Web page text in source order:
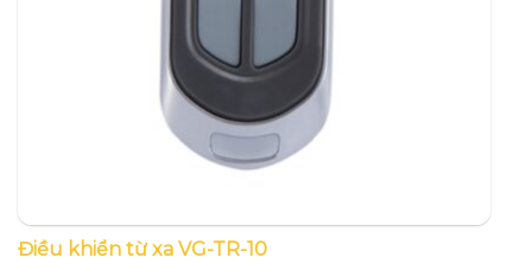
Điều khiển từ xa VG-TR-10